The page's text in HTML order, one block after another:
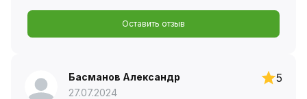
Оставить отзыв
Басманов Александр
27.07.2024
5